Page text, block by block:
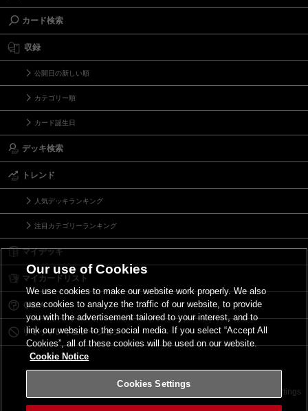
カード検索
収録
公開日の新しい順
カテゴリー順
カード誕生日
デッキ検索
トレンド
人気デッキランキング
注目カテゴリーランキング
マイデッキ
マイカードリスト
Ｑ＆Ａ
リミットレギュレーション
サイトポリシー Cookies Settings
Our use of Cookies
We use cookies to make our website work properly. We also
use cookies to analyze the traffic of our website, to provide
you with the advertisement tailored to your interest, and to
link our website to the social media. If you select “Accept All
Cookies”, all of these cookies will be used on our website.
Cookie Notice
Cookies Settings